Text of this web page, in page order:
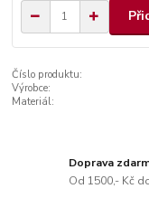
Číslo produktu:
Výrobce:
Materiál:
Doprava
Od 1500,- Kč